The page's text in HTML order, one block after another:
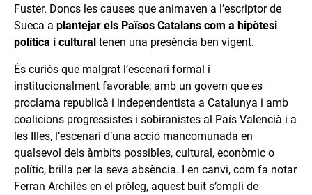
Fuster. Doncs les causes que animaven a l’escriptor de
Sueca a plantejar els Països Catalans com a hipòtesi
política i cultural tenen una presència ben vigent.
És curiós que malgrat l’escenari formal i
institucionalment favorable; amb un govern que es
proclama republicà i independentista a Catalunya i amb
coalicions progressistes i sobiranistes al País Valencià i a
les Illes, l’escenari d’una acció mancomunada en
qualsevol dels àmbits possibles, cultural, econòmic o
polític, brilla per la seva absència. I en canvi, com fa notar
Ferran Archilés en el pròleg, aquest buit s’ompli de